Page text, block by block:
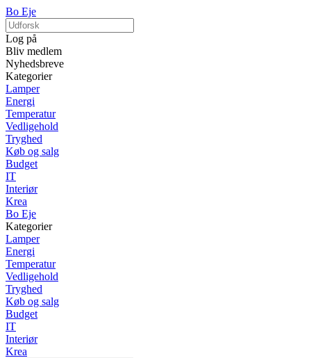
Bo Eje
Log på
Bliv medlem
Nyhedsbreve
Kategorier
Lamper
Energi
Temperatur
Vedligehold
Tryghed
Køb og salg
Budget
IT
Interiør
Krea
Bo Eje
Kategorier
Lamper
Energi
Temperatur
Vedligehold
Tryghed
Køb og salg
Budget
IT
Interiør
Krea